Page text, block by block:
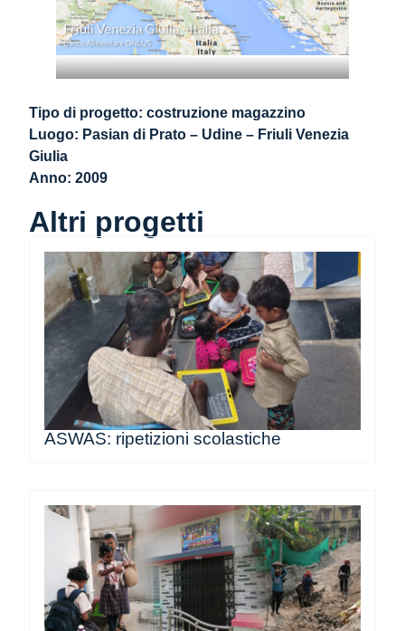
Tipo di progetto: costruzione magazzino
Luogo: Pasian di Prato – Udine – Friuli Venezia
Giulia
Anno: 2009
Altri progetti
ASWAS: ripetizioni scolastiche